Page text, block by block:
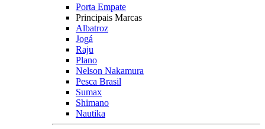
Porta Empate
Principais Marcas
Albatroz
Jogá
Raju
Plano
Nelson Nakamura
Pesca Brasil
Sumax
Shimano
Nautika